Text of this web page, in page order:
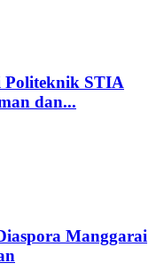
Politeknik STIA
dan...
Manggarai